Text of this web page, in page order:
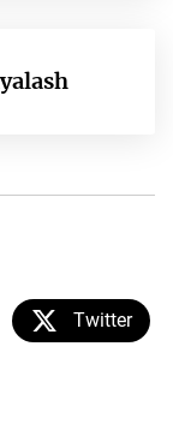
Twitter